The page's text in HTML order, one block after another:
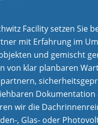
Facility setzen Sie
mit Erfahrung im
und gemischt
von klar planbaren
Dokumentation
wir die
, Glas- oder